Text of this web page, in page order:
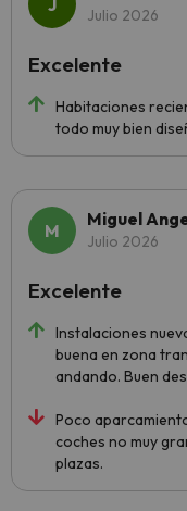
Julio 2026
Habitaciones
todo muy bien
Excelente
Miguel
Julio 2026
Instalaciones
buena en zona
andando. Buen
Poco
coches no muy
plazas.
Excelente